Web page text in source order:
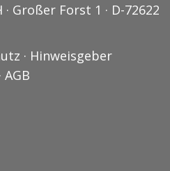
Großer Forst 1 · D-72622
· Hinweisgeber
· AGB